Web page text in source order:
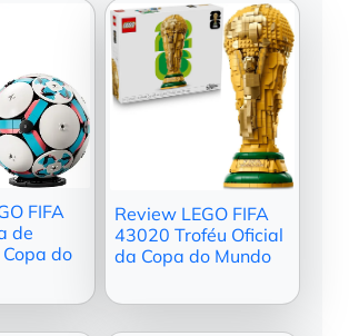
FIFA
de
do
Review LEGO FIFA
43020 Troféu Oficial
da Copa do Mundo